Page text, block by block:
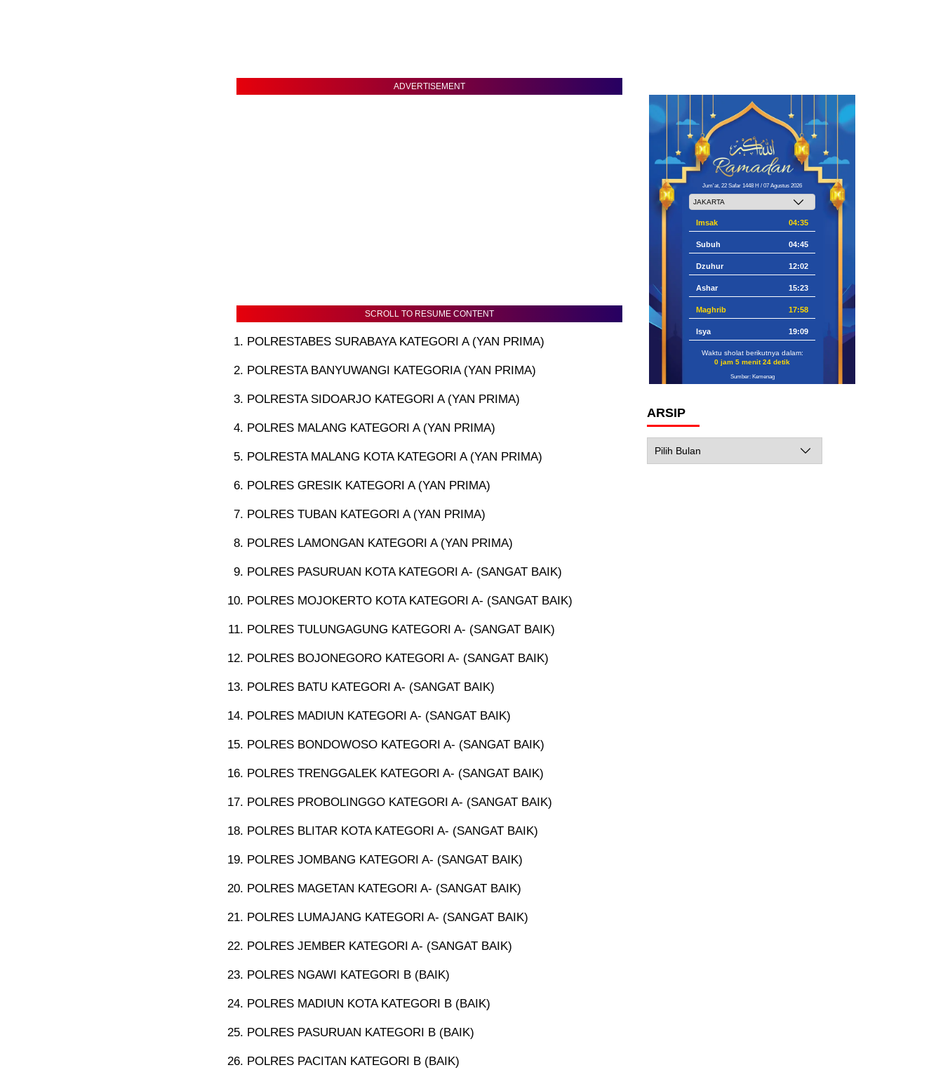
ADVERTISEMENT
SCROLL TO RESUME CONTENT
POLRESTABES SURABAYA KATEGORI A (YAN PRIMA)
POLRESTA BANYUWANGI KATEGORIA (YAN PRIMA)
POLRESTA SIDOARJO KATEGORI A (YAN PRIMA)
POLRES MALANG KATEGORI A (YAN PRIMA)
POLRESTA MALANG KOTA KATEGORI A (YAN PRIMA)
POLRES GRESIK KATEGORI A (YAN PRIMA)
POLRES TUBAN KATEGORI A (YAN PRIMA)
POLRES LAMONGAN KATEGORI A (YAN PRIMA)
POLRES PASURUAN KOTA KATEGORI A- (SANGAT BAIK)
POLRES MOJOKERTO KOTA KATEGORI A- (SANGAT BAIK)
POLRES TULUNGAGUNG KATEGORI A- (SANGAT BAIK)
POLRES BOJONEGORO KATEGORI A- (SANGAT BAIK)
POLRES BATU KATEGORI A- (SANGAT BAIK)
POLRES MADIUN KATEGORI A- (SANGAT BAIK)
POLRES BONDOWOSO KATEGORI A- (SANGAT BAIK)
POLRES TRENGGALEK KATEGORI A- (SANGAT BAIK)
POLRES PROBOLINGGO KATEGORI A- (SANGAT BAIK)
POLRES BLITAR KOTA KATEGORI A- (SANGAT BAIK)
POLRES JOMBANG KATEGORI A- (SANGAT BAIK)
POLRES MAGETAN KATEGORI A- (SANGAT BAIK)
POLRES LUMAJANG KATEGORI A- (SANGAT BAIK)
POLRES JEMBER KATEGORI A- (SANGAT BAIK)
POLRES NGAWI KATEGORI B (BAIK)
POLRES MADIUN KOTA KATEGORI B (BAIK)
POLRES PASURUAN KATEGORI B (BAIK)
POLRES PACITAN KATEGORI B (BAIK)
Jum'at, 22 Safar 1448 H / 07 Agustus 2026
Imsak 04:35
Subuh 04:45
Dzuhur 12:02
Ashar 15:23
Maghrib 17:58
Isya 19:09
Waktu sholat berikutnya dalam:
0 jam 5 menit 23 detik
Sumber: Kemenag
ARSIP